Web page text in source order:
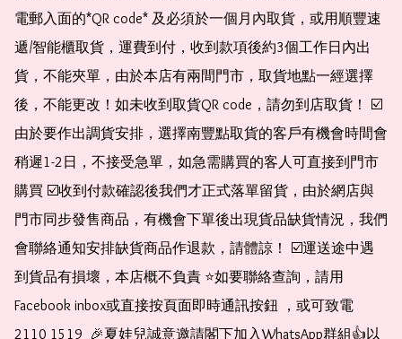
電郵入面的*QR code* 及必須於一個月內取貨，或用順豐速
遞/智能櫃取貨，運費到付，收到款項後約3個工作日內出
貨，不能夾單，由於本店有兩間門市，取貨地點一經選擇
後，不能更改！如未收到取貨QR code，請勿到店取貨！ ☑️
由於要作出調貨安排，選擇南豐點取貨的客戶有機會時間會
稍遲1-2日，不接受急單，如急需購買的客人可直接到門市
購買 ☑️收到付款確認後我們才正式落單留貨，由於網店與
門市同步發售商品，有機會下單後出現貨品缺貨情況，我們
會聯絡通知安排缺貨商品作退款，請體諒！ ☑️運送途中遇
到貨品有損壞，本店概不負責 ⭐️如要聯絡查詢，請用
Facebook inbox或直接按頁面即時通訊按鈕 ，或可致電
2110 1519  🎉夏娃兒誠意邀請閣下加入WhatsApp群組👍以